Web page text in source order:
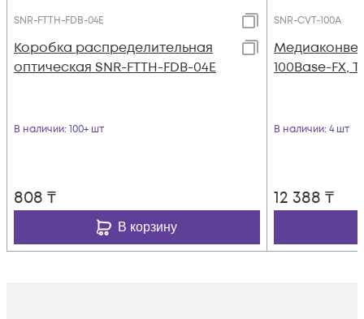
SNR-FTTH-FDB-04Е
Коробка распределительная
оптическая SNR-FTTH-FDB-04Е
В наличии: 100+ шт
808 ₸
В корзину
SNR-CVT-100A
100Base-FX,
В наличии: 4 шт
12 388 ₸